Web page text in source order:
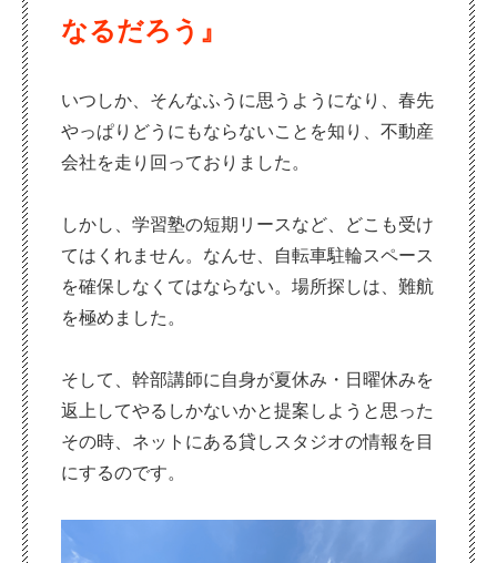
なるだろう』
いつしか、そんなふうに思うようになり、春先
やっぱりどうにもならないことを知り、不動産
会社を走り回っておりました。
しかし、学習塾の短期リースなど、どこも受け
てはくれません。なんせ、自転車駐輪スペース
を確保しなくてはならない。場所探しは、難航
を極めました。
そして、幹部講師に自身が夏休み・日曜休みを
返上してやるしかないかと提案しようと思った
その時、ネットにある貸しスタジオの情報を目
にするのです。